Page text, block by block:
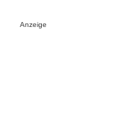
Anzeige